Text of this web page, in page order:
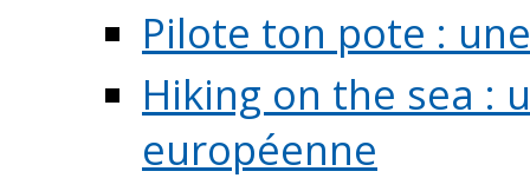
Pilote ton pote :
Hiking on the sea :
européenne